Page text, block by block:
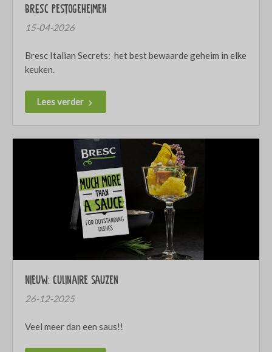
BRESC Pestogeheimen
15-04-2026
Bresc Italian Secrets: het best bewaarde geheim in elke
keuken.
Lees verder
Nieuw: Culinaire sauzen
26-12-2025
Veel meer dan een saus!!